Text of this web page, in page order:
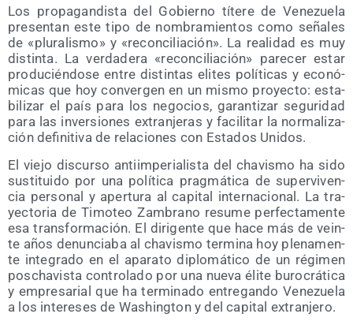
Los pro­pa­gan­dis­ta del Gobierno títe­re de Vene­zue­la
pre­sen­tan este tipo de nom­bra­mien­tos como seña­les
de «plu­ra­lis­mo» y «recon­ci­lia­ción». La reali­dad es muy
dis­tin­ta. La ver­da­de­ra «recon­ci­lia­ción» pare­cer estar
pro­du­cién­do­se entre dis­tin­tas eli­tes polí­ti­cas y eco­nó­
mi­cas que hoy con­ver­gen en un mis­mo pro­yec­to: esta­
bi­li­zar el país para los nego­cios, garan­ti­zar segu­ri­dad
para las inver­sio­nes extran­je­ras y faci­li­tar la nor­ma­li­za­
ción defi­ni­ti­va de rela­cio­nes con Esta­dos Unidos.
El vie­jo dis­cur­so anti­im­pe­ria­lis­ta del cha­vis­mo ha sido
sus­ti­tui­do por una polí­ti­ca prag­má­ti­ca de super­vi­ven­
cia per­so­nal y aper­tu­ra al capi­tal inter­na­cio­nal. La tra­
yec­to­ria de Timo­teo Zam­brano resu­me per­fec­ta­men­te
esa trans­for­ma­ción. El diri­gen­te que hace más de vein­
te años denun­cia­ba al cha­vis­mo ter­mi­na hoy ple­na­men­
te inte­gra­do en el apa­ra­to diplo­má­ti­co de un régi­men
pos­cha­vis­ta con­tro­la­do por una nue­va éli­te buro­crá­ti­ca
y empre­sa­rial que ha ter­mi­na­do entre­gan­do Vene­zue­la
a los intere­ses de Washing­ton y del capi­tal extranjero.